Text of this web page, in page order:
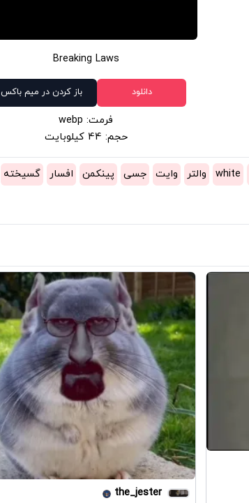
Breaking Laws
دانلود باز کردن در میم باکس
فرمت: webp
حجم: 44 کیلوبایت
white والتر وایت جسی پینکمن افسار گسیخته
the_jester